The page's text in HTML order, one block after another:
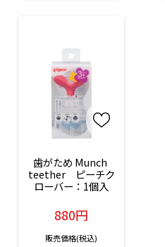
歯がため Munch
teether　ピーチク
ローバー：1個入
880円
販売価格(税込)